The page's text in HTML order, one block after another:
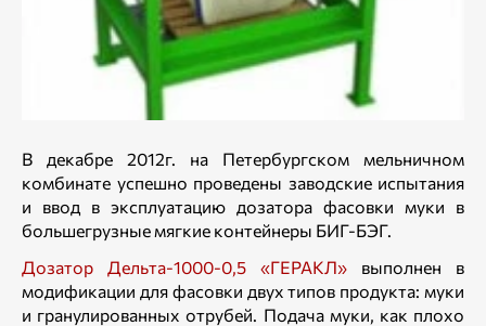
В декабре 2012г. на Петербургском мельничном
комбинате успешно проведены заводские испытания
и ввод в эксплуатацию дозатора фасовки муки в
большегрузные мягкие контейнеры БИГ-БЭГ.
Дозатор Дельта-1000-0,5 «ГЕРАКЛ» выполнен в
модификации для фасовки двух типов продукта: муки
и гранулированных отрубей. Подача муки, как плохо